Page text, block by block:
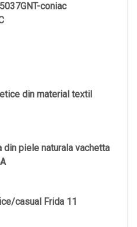
coniac
din material textil
din piele naturala vachetta
casual Frida 11